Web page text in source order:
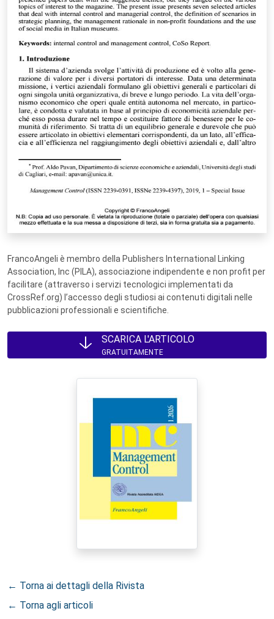
FrancoAngeli è membro della Publishers International Linking
Association, Inc (PILA), associazione indipendente e non profit per
facilitare (attraverso i servizi tecnologici implementati da
CrossRef.org) l’accesso degli studiosi ai contenuti digitali nelle
pubblicazioni professionali e scientifiche.
SCARICA L'ARTICOLO
GRATUITAMENTE
← Torna ai dettagli della Rivista
← Torna agli articoli